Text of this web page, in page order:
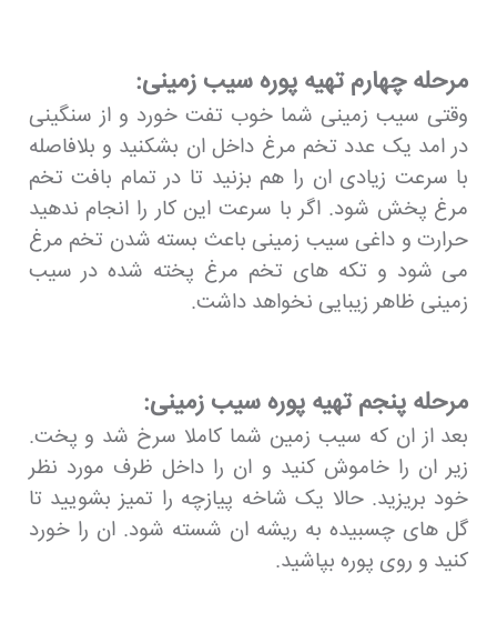
مرحله چهارم تهیه پوره سیب زمینی:
وقتی سیب زمینی شما خوب تفت خورد و از سنگینی
در امد یک عدد تخم مرغ داخل ان بشکنید و بلافاصله
با سرعت زیادی ان را هم بزنید تا در تمام بافت تخم
مرغ پخش شود. اگر با سرعت این کار را انجام ندهید
حرارت و داغی سیب زمینی باعث بسته شدن تخم مرغ
می شود و تکه های تخم مرغ پخته شده در سیب
زمینی ظاهر زیبایی نخواهد داشت.
مرحله پنجم تهیه پوره سیب زمینی:
بعد از ان که سیب زمین شما کاملا سرخ شد و پخت.
زیر ان را خاموش کنید و ان را داخل ظرف مورد نظر
خود بریزید. حالا یک شاخه پیازچه را تمیز بشویید تا
گل های چسبیده به ریشه ان شسته شود. ان را خورد
کنید و روی پوره بپاشید.